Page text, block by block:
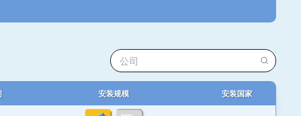
安装规模 安装国家